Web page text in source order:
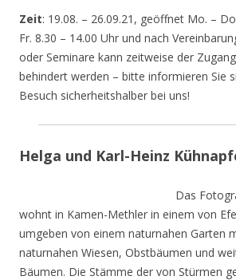
Zeit: 19.08. – 26.09.21, geöffnet Mo. –
Fr. 8.30 – 14.00 Uhr und nach
oder Seminare kann zeitweise der
behindert werden – bitte informieren Sie
Besuch sicherheitshalber bei uns!
Helga und Karl-Heinz
Das
wohnt in Kamen-Methler in einem von
umgeben von einem naturnahen Garten
naturnahen Wiesen, Obstbäumen und
Bäumen. Die Stämme der von Stürmen